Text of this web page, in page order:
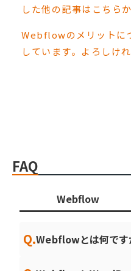
した他の記事はこちら
Webflowのメリットに
しています。よろしけ
FAQ
Webflow
Q.Webflowとは何です